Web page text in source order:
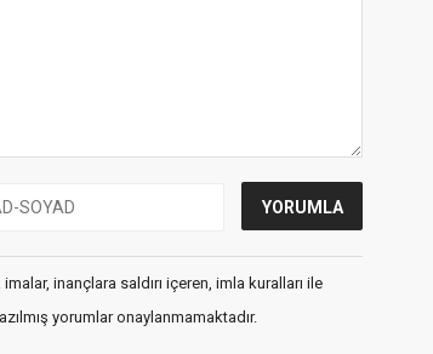
inançlara saldırı içeren, imla kuralları ile
yorumlar onaylanmamaktadır.